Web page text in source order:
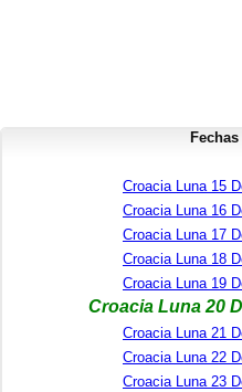
Croacia Luna 15
Croacia Luna 16
Croacia Luna 17
Croacia Luna 18
Croacia Luna 19
Croacia Luna 20
Croacia Luna 21
Croacia Luna 22
Croacia Luna 23